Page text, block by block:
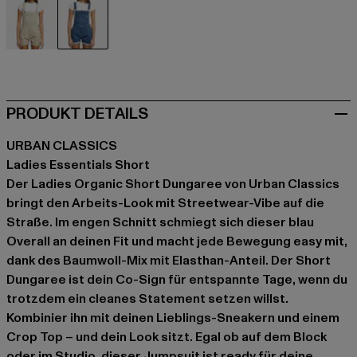
PRODUKT DETAILS
URBAN CLASSICS
Ladies Essentials Short
Der Ladies Organic Short Dungaree von Urban Classics
bringt den Arbeits-Look mit Streetwear-Vibe auf die
Straße. Im engen Schnitt schmiegt sich dieser blau
Overall an deinen Fit und macht jede Bewegung easy mit,
dank des Baumwoll-Mix mit Elasthan-Anteil. Der Short
Dungaree ist dein Co-Sign für entspannte Tage, wenn du
trotzdem ein cleanes Statement setzen willst.
Kombinier ihn mit deinen Lieblings-Sneakern und einem
Crop Top – und dein Look sitzt. Egal ob auf dem Block